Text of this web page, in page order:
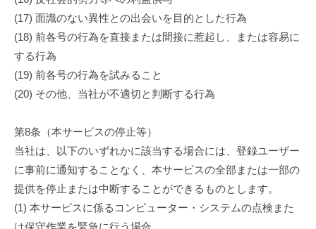
(17) 面識のない異性との出会いを目的とした行為
(18) 前各号の行為を直接または間接に惹起し、または容易に
する行為
(19) 前各号の行為を試みること
(20) その他、当社が不適切と判断する行為
第8条（本サービスの停止等）
当社は、以下のいずれかに該当する場合には、登録ユーザー
に事前に通知することなく、本サービスの全部または一部の
提供を停止または中断することができるものとします。
(1) 本サービスに係るコンピューター・システムの点検また